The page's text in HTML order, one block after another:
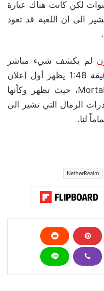
لكن كانت هناك عبارة
الى ان اللعبة قد تعود
لم يكشف شيء مباشر
للعنوان القادم، ولكن عند الدقيقة 1:48 يظهر أول إعلان
تشويقي للعبة Mortal Kombat 12، حيث تظهر وكأنها
الرمال التي تشير الى
لنا.
NetherRealm